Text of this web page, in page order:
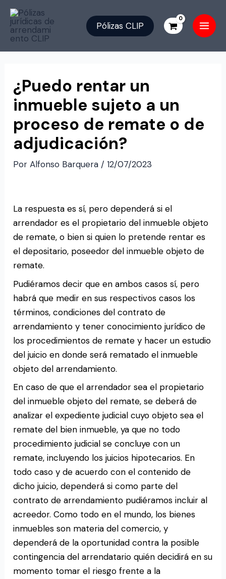
contenido
Pólizas CLIP
Main
¿Puedo rentar un
inmueble sujeto a un
proceso de remate o de
adjudicación?
PorAlfonso Barquera /12/07/2023
La respuesta es sí, pero dependerá si el
arrendador es el propietario del inmueble objeto
de remate, o bien si quien lo pretende rentar es
el depositario, poseedor del inmueble objeto de
remate.
Pudiéramos decir que en ambos casos sí, pero
habrá que medir en sus respectivos casos los
términos, condiciones del contrato de
arrendamiento y tener conocimiento jurídico de
los procedimientos de remate y hacer un estudio
del juicio en donde será rematado el inmueble
objeto del arrendamiento.
En caso de que el arrendador sea el propietario
del inmueble objeto del remate, se deberá de
analizar el expediente judicial cuyo objeto sea el
remate del bien inmueble, ya que no todo
procedimiento judicial se concluye con un
remate, incluyendo los juicios hipotecarios. En
todo caso y de acuerdo con el contenido de
dicho juicio, dependerá si como parte del
contrato de arrendamiento pudiéramos incluir al
acreedor. Como todo en el mundo, los bienes
inmuebles son materia del comercio, y
dependerá de la oportunidad contra la posible
contingencia del arrendatario quién decidirá en su
momento tomar el riesgo frente a la
entradas